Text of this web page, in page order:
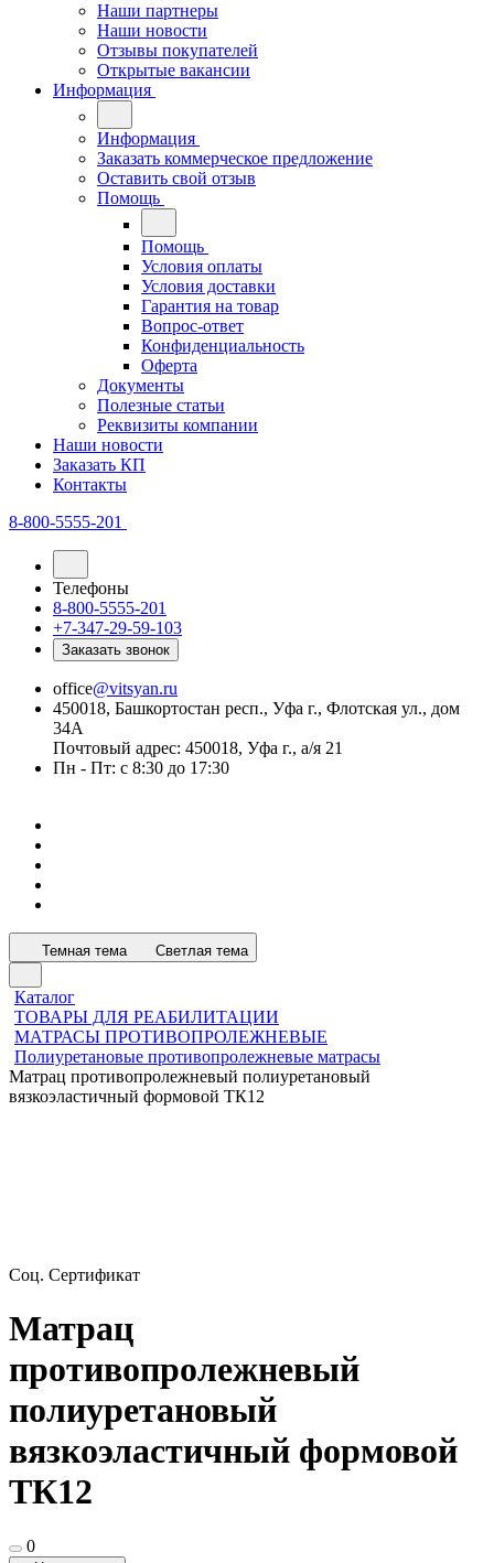
Наши партнеры
Наши новости
Отзывы покупателей
Открытые вакансии
Информация
Информация
Заказать коммерческое предложение
Оставить свой отзыв
Помощь
Помощь
Условия оплаты
Условия доставки
Гарантия на товар
Вопрос-ответ
Конфиденциальность
Оферта
Документы
Полезные статьи
Реквизиты компании
Наши новости
Заказать КП
Контакты
8-800-5555-201
Телефоны
8-800-5555-201
+7-347-29-59-103
Заказать звонок
office@vitsyan.ru
450018, Башкортостан респ., Уфа г., Флотская ул., дом
34А
Почтовый адрес: 450018, Уфа г., а/я 21
Пн - Пт: с 8:30 до 17:30
Темная тема Светлая тема
Каталог
ТОВАРЫ ДЛЯ РЕАБИЛИТАЦИИ
МАТРАСЫ ПРОТИВОПРОЛЕЖНЕВЫЕ
Полиуретановые противопролежневые матрасы
Матрац противопролежневый полиуретановый
вязкоэластичный формовой ТК12
Соц. Сертификат
Матрац
противопролежневый
полиуретановый
вязкоэластичный формовой
ТК12
0